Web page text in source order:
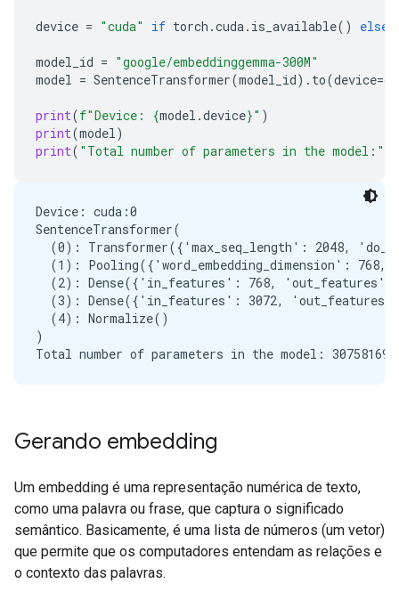
device = "cuda" if torch .cuda. is_available() else
model_id = "google/embeddinggemma-300M"
model = SentenceTransformer(model_id) . to(device=
print(f"Device: {model .device}" )
print(model)
print( "Total number of parameters in the model:"
Device: cuda:0
SentenceTransformer(
(0): Transformer({'max_seq_length': 2048,
(1): Pooling({'word_embedding_dimension': 768,
(2): Dense({'in_features': 768,
(3): Dense({'in_features': 3072,
  (4): Normalize()
)
Gerando embedding
Um embedding é uma representação numérica de texto,
como uma palavra ou frase, que captura o significado
semântico. Basicamente, é uma lista de números (um vetor)
que permite que os computadores entendam as relações e
o contexto das palavras.